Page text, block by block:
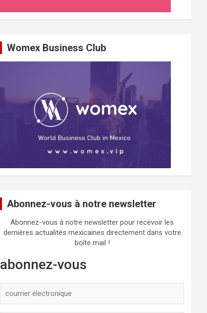
Womex Business Club
Abonnez-vous à notre newsletter
Abonnez-vous à notre newsletter pour recevoir les
dernières actualités mexicaines directement dans votre
boîte mail !
abonnez-vous